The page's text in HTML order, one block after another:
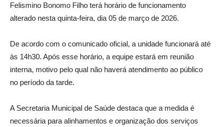
Felismino Bonomo Filho terá horário de funcionamento
alterado nesta quinta-feira, dia 05 de março de 2026.
De acordo com o comunicado oficial, a unidade funcionará até
às 14h30. Após esse horário, a equipe estará em reunião
interna, motivo pelo qual não haverá atendimento ao público
no período da tarde.
A Secretaria Municipal de Saúde destaca que a medida é
necessária para alinhamentos e organização dos serviços